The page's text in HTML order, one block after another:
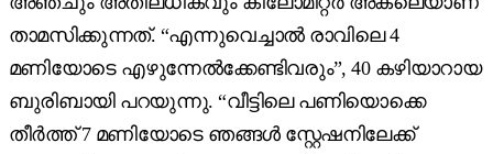
താമസിക്കുന്നത്. “എന്നുവെച്ചാൽ രാവിലെ 4
മണിയോടെ എഴുന്നേൽക്കേണ്ടിവരും”, 40 കഴിയാറായ
ബുരിബായി പറയുന്നു. “വീട്ടിലെ പണിയൊക്കെ
തീർത്ത് 7 മണിയോടെ ഞങ്ങൾ സ്റ്റേഷനിലേക്ക്